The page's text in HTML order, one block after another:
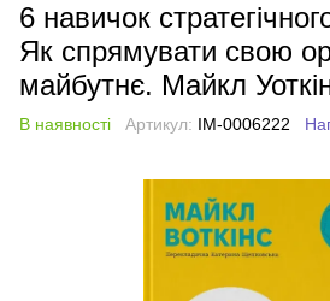
6 навичок
Як спрямувати свою
майбутнє. Майкл
В наявності Артикул: IM-0006222